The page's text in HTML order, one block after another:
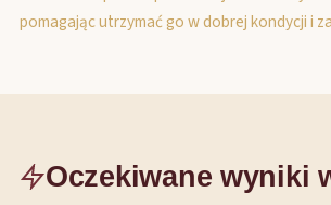
pomagając utrzymać go w dobrej kondycji i
Oczekiwane wyniki